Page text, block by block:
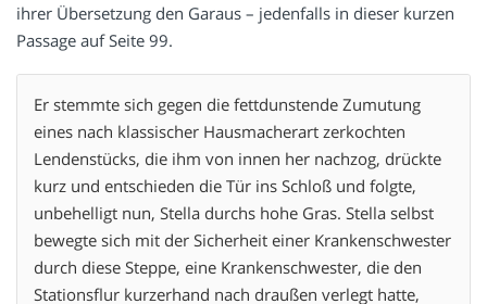
ihrer Übersetzung den Garaus – jedenfalls in dieser kurzen
Passage auf Seite 99.
Er stemmte sich gegen die fettdunstende Zumutung
eines nach klassischer Hausmacherart zerkochten
Lendenstücks, die ihm von innen her nachzog, drückte
kurz und entschieden die Tür ins Schloß und folgte,
unbehelligt nun, Stella durchs hohe Gras. Stella selbst
bewegte sich mit der Sicherheit einer Krankenschwester
durch diese Steppe, eine Krankenschwester, die den
Stationsflur kurzerhand nach draußen verlegt hatte,